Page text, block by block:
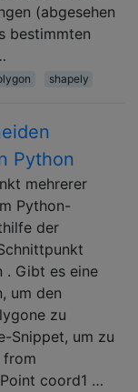
(abgesehen
bestimmten
shapely
Python
mehrerer
Python-
der
. Gibt es eine
um den
zu
Snippet, um zu
from
coord1 …